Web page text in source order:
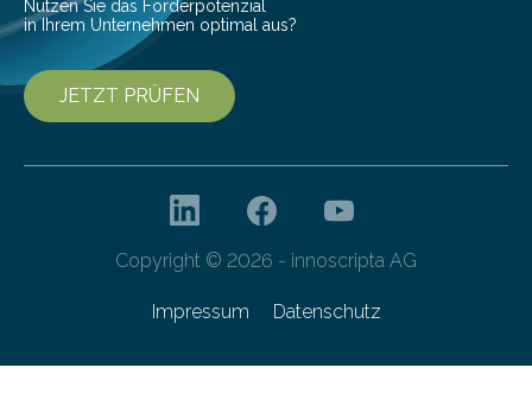
Nutzen Sie das Förderpotenzial
in Ihrem Unternehmen optimal aus?
JETZT PRÜFEN
Copyright © 2026 - innoscripta AG
Impressum Datenschutz